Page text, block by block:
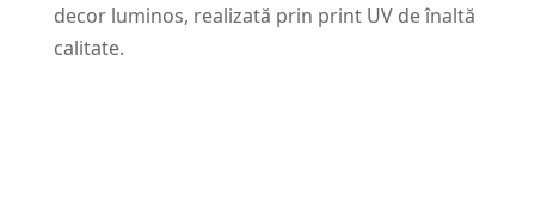
decor luminos, realizată prin print UV de înaltă
calitate.